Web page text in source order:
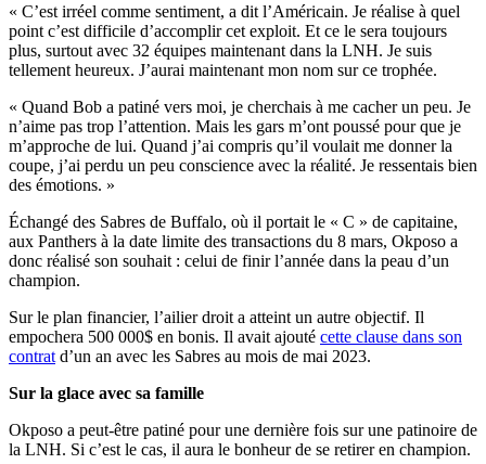
« C’est irréel comme sentiment, a dit l’Américain. Je réalise à quel
point c’est difficile d’accomplir cet exploit. Et ce le sera toujours
plus, surtout avec 32 équipes maintenant dans la LNH. Je suis
tellement heureux. J’aurai maintenant mon nom sur ce trophée.
« Quand Bob a patiné vers moi, je cherchais à me cacher un peu. Je
n’aime pas trop l’attention. Mais les gars m’ont poussé pour que je
m’approche de lui. Quand j’ai compris qu’il voulait me donner la
coupe, j’ai perdu un peu conscience avec la réalité. Je ressentais bien
des émotions. »
Échangé des Sabres de Buffalo, où il portait le « C » de capitaine,
aux Panthers à la date limite des transactions du 8 mars, Okposo a
donc réalisé son souhait : celui de finir l’année dans la peau d’un
champion.
Sur le plan financier, l’ailier droit a atteint un autre objectif. Il
empochera 500 000$ en bonis. Il avait ajouté cette clause dans son
contrat d’un an avec les Sabres au mois de mai 2023.
Sur la glace avec sa famille
Okposo a peut-être patiné pour une dernière fois sur une patinoire de
la LNH. Si c’est le cas, il aura le bonheur de se retirer en champion.